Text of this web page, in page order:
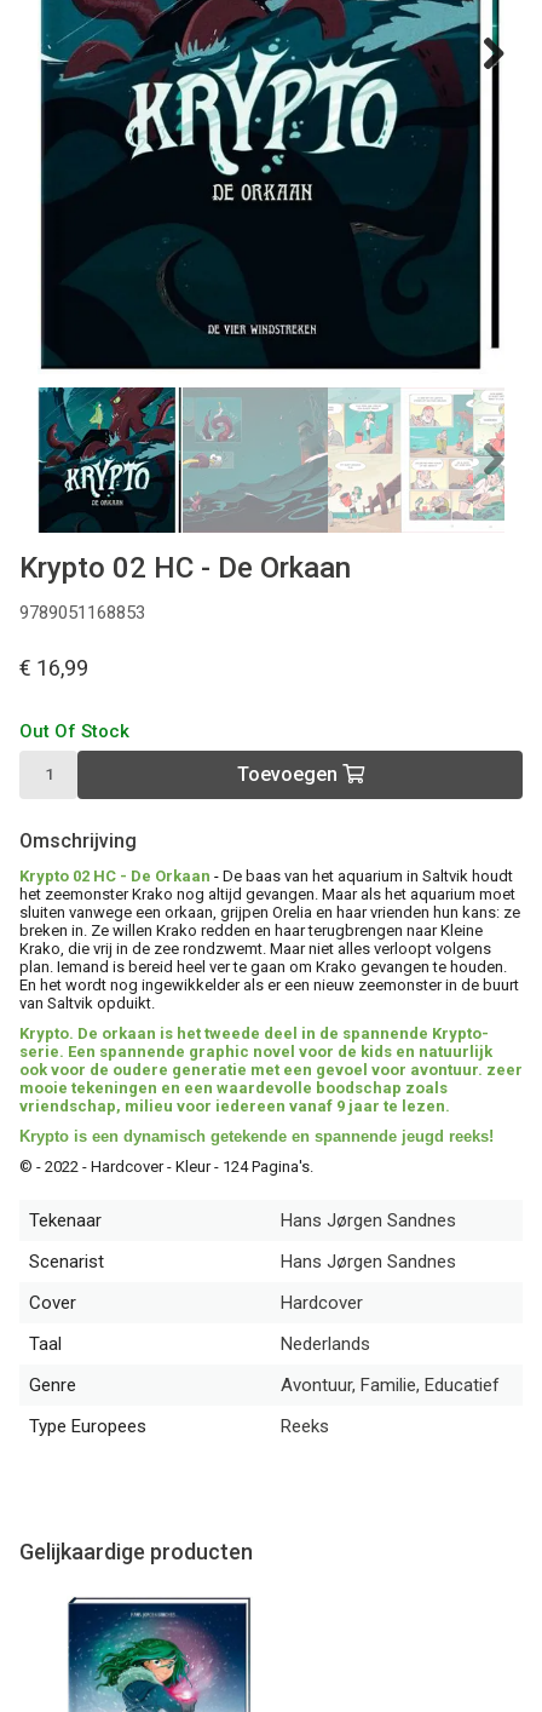
MANGA
TOP-10
CADEAUBON
Previous Next
Krypto 02 HC - De Orkaan
9789051168853
€ 16,99
Out Of Stock
Toevoegen
Omschrijving
Krypto 02 HC - De Orkaan - De baas van het aquarium in Saltvik houdt
het zeemonster Krako nog altijd gevangen. Maar als het aquarium moet
sluiten vanwege een orkaan, grijpen Orelia en haar vrienden hun kans: ze
breken in. Ze willen Krako redden en haar terugbrengen naar Kleine
Krako, die vrij in de zee rondzwemt. Maar niet alles verloopt volgens
plan. Iemand is bereid heel ver te gaan om Krako gevangen te houden.
En het wordt nog ingewikkelder als er een nieuw zeemonster in de buurt
van Saltvik opduikt.
Krypto. De orkaan is het tweede deel in de spannende Krypto-
serie. Een spannende graphic novel voor de kids en natuurlijk
ook voor de oudere generatie met een gevoel voor avontuur. zeer
mooie tekeningen en een waardevolle boodschap zoals
vriendschap, milieu voor iedereen vanaf 9 jaar te lezen.
Krypto is een dynamisch getekende en spannende jeugd reeks!
© - 2022 - Hardcover - Kleur - 124 Pagina's.
Tekenaar
Hans Jørgen Sandnes
Scenarist
Hans Jørgen Sandnes
Cover
Hardcover
Taal
Nederlands
Genre
Avontuur, Familie, Educatief
Type Europees
Reeks
Gelijkaardige producten